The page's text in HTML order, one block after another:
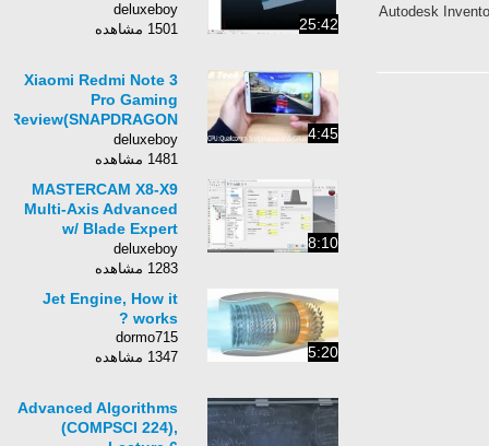
Autodesk
25:42
deluxeboy
1501 مشاهده
4:45
Xiaomi Redmi Note 3
Pro Gaming
Review(SNAPDRAGON
650 Model)
deluxeboy
1481 مشاهده
8:10
MASTERCAM X8-X9
Multi-Axis Advanced
w/ Blade Expert
(Impeller) - 3.3 SHH
Dynamic Opti-Rough
deluxeboy
1283 مشاهده
5:20
Jet Engine, How it
works ?
dormo715
1347 مشاهده
Advanced Algorithms
(COMPSCI 224),